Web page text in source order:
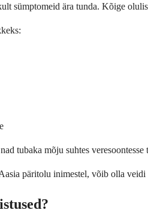
sümptomeid ära tunda. Kõige
tubaka mõju suhtes
päritolu inimestel, võib olla